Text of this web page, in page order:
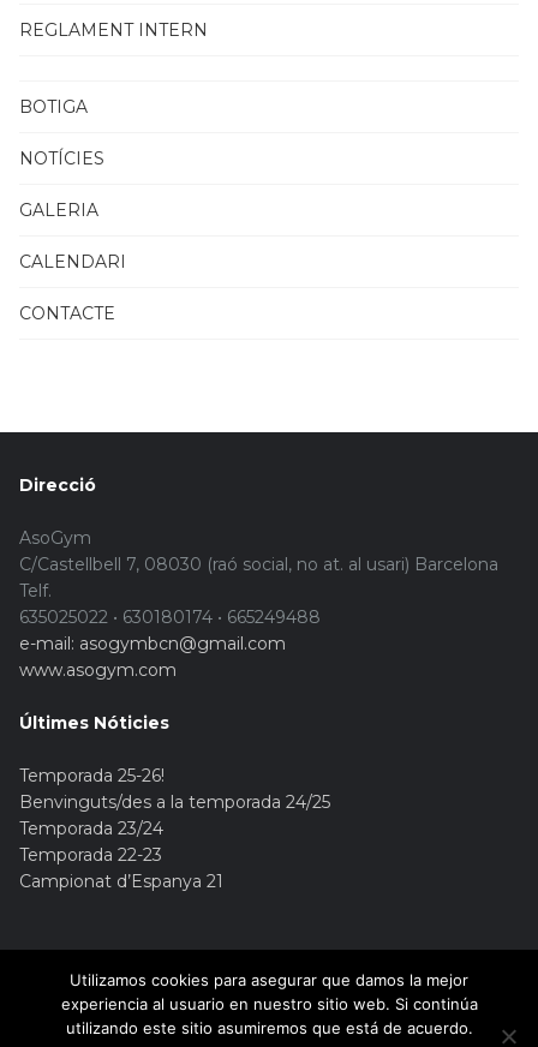
REGLAMENT INTERN
BOTIGA
NOTÍCIES
GALERIA
CALENDARI
CONTACTE
Direcció
AsoGym
C/Castellbell 7, 08030 (raó social, no at. al usari) Barcelona
Telf.
635025022 • 630180174 • 665249488
e-mail: asogymbcn@gmail.com
www.asogym.com
Últimes Nóticies
Temporada 25-26!
Benvinguts/des a la temporada 24/25
Temporada 23/24
Temporada 22-23
Campionat d’Espanya 21
© Copyright 2015. Asogym
Utilizamos cookies para asegurar que damos la mejor
experiencia al usuario en nuestro sitio web. Si continúa
utilizando este sitio asumiremos que está de acuerdo.